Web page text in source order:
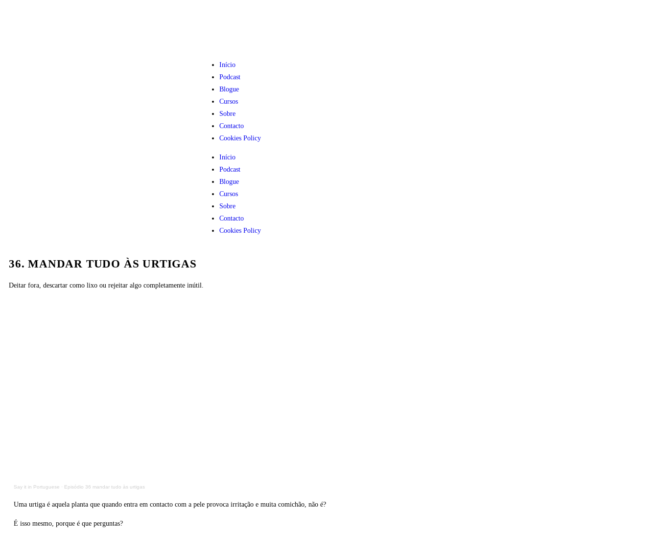
Início
Podcast
Blogue
Cursos
Sobre
Contacto
Cookies Policy
Início
Podcast
Blogue
Cursos
Sobre
Contacto
Cookies Policy
36. MANDAR TUDO ÀS URTIGAS
Deitar fora, descartar como lixo ou rejeitar algo completamente inútil.
Say it in Portuguese · Episódio 36 mandar tudo às urtigas
Uma urtiga é aquela planta que quando entra em contacto com a pele provoca irritação e muita comichão, não é?
É isso mesmo, porque é que perguntas?